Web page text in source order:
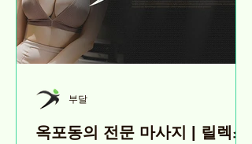
옥포동의 전문 마사지 | 릴렉스
부달